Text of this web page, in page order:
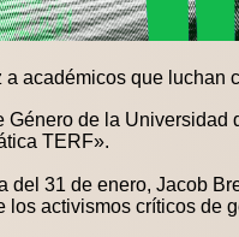
académicos que
Género de la Universidad
TERF».
del 31 de enero, Jacob
los activismos críticos